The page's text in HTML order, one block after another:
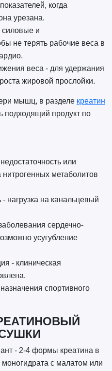
когда
урезана.
и
не терять рабочие веса в
веса - для удержания
жировой прослойки.
мышц, в разделе креатин
подходящий продукт по
или
метаболитов
нагрузка на канальцевый
сердечно-
усугубление
- клиническая
спортивного
- 2-4 формы креатина в
с малатом или